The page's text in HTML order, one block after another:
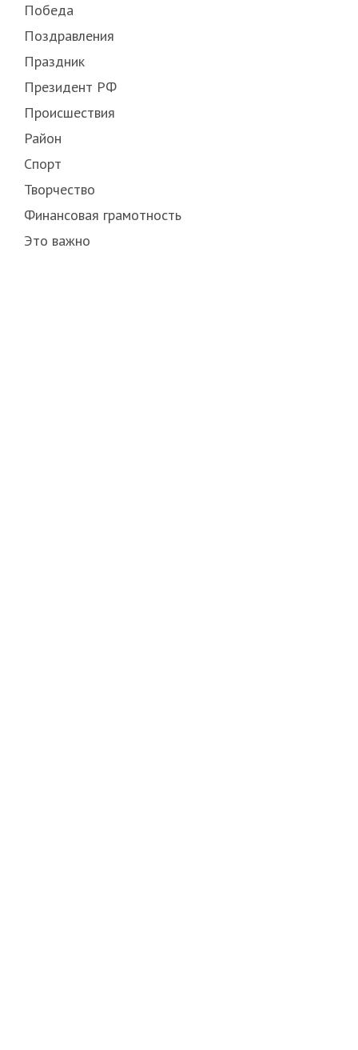
Победа
Поздравления
Праздник
Президент РФ
Происшествия
Район
Спорт
Творчество
Финансовая грамотность
Это важно